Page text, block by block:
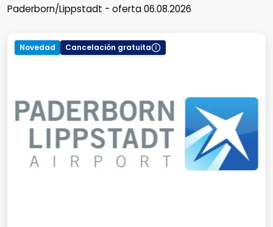
Paderborn/Lippstadt - oferta 06.08.2026
Novedad Cancelación gratuita